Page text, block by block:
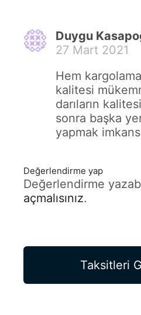
Duygu
27 Mart 2021
Hem
kalitesi
darıların
sonra başka
yapmak
Değerlendirme yap
Değerlendirme
açmalısınız.
Taksitleri